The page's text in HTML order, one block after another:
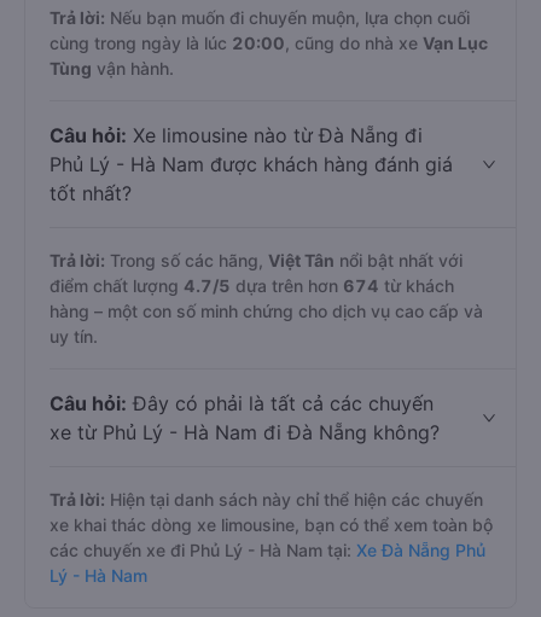
Trả lời: Nếu bạn muốn đi chuyến muộn, lựa chọn cuối
cùng trong ngày là lúc 20:00 , cũng do nhà xe Vạn Lục
Tùng vận hành.
Câu hỏi: Xe limousine nào từ Đà Nẵng đi
Phủ Lý - Hà Nam được khách hàng đánh giá
tốt nhất?
Trả lời: Trong số các hãng, Việt Tân nổi bật nhất với
điểm chất lượng 4.7/5 dựa trên hơn 674 từ khách
hàng – một con số minh chứng cho dịch vụ cao cấp và
uy tín.
Câu hỏi: Đây có phải là tất cả các chuyến
xe từ Phủ Lý - Hà Nam đi Đà Nẵng không?
Trả lời: Hiện tại danh sách này chỉ thể hiện các chuyến
xe khai thác dòng xe limousine, bạn có thể xem toàn bộ
các chuyến xe đi Phủ Lý - Hà Nam tại: Xe Đà Nẵng Phủ
Lý - Hà Nam